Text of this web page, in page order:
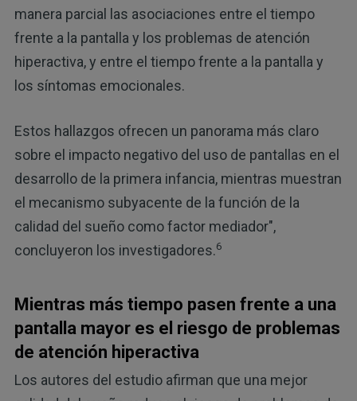
manera parcial las asociaciones entre el tiempo
frente a la pantalla y los problemas de atención
hiperactiva, y entre el tiempo frente a la pantalla y
los síntomas emocionales.
Estos hallazgos ofrecen un panorama más claro
sobre el impacto negativo del uso de pantallas en el
desarrollo de la primera infancia, mientras muestran
el mecanismo subyacente de la función de la
calidad del sueño como factor mediador",
concluyeron los investigadores.6
Mientras más tiempo pasen frente a una
pantalla mayor es el riesgo de problemas
de atención hiperactiva
Los autores del estudio afirman que una mejor